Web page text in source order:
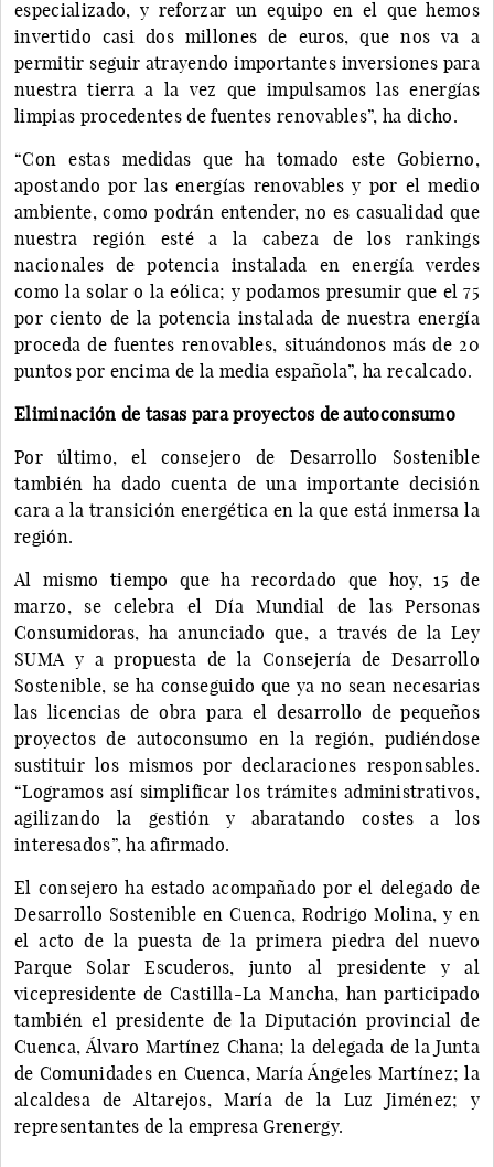
especializado, y reforzar un equipo en el que hemos
invertido casi dos millones de euros, que nos va a
permitir seguir atrayendo importantes inversiones para
nuestra tierra a la vez que impulsamos las energías
limpias procedentes de fuentes renovables”, ha dicho.
“Con estas medidas que ha tomado este Gobierno,
apostando por las energías renovables y por el medio
ambiente, como podrán entender, no es casualidad que
nuestra región esté a la cabeza de los rankings
nacionales de potencia instalada en energía verdes
como la solar o la eólica; y podamos presumir que el 75
por ciento de la potencia instalada de nuestra energía
proceda de fuentes renovables, situándonos más de 20
puntos por encima de la media española”, ha recalcado.
Eliminación de tasas para proyectos de autoconsumo
Por último, el consejero de Desarrollo Sostenible
también ha dado cuenta de una importante decisión
cara a la transición energética en la que está inmersa la
región.
Al mismo tiempo que ha recordado que hoy, 15 de
marzo, se celebra el Día Mundial de las Personas
Consumidoras, ha anunciado que, a través de la Ley
SUMA y a propuesta de la Consejería de Desarrollo
Sostenible, se ha conseguido que ya no sean necesarias
las licencias de obra para el desarrollo de pequeños
proyectos de autoconsumo en la región, pudiéndose
sustituir los mismos por declaraciones responsables.
“Logramos así simplificar los trámites administrativos,
agilizando la gestión y abaratando costes a los
interesados”, ha afirmado.
El consejero ha estado acompañado por el delegado de
Desarrollo Sostenible en Cuenca, Rodrigo Molina, y en
el acto de la puesta de la primera piedra del nuevo
Parque Solar Escuderos, junto al presidente y al
vicepresidente de Castilla-La Mancha, han participado
también el presidente de la Diputación provincial de
Cuenca, Álvaro Martínez Chana; la delegada de la Junta
de Comunidades en Cuenca, María Ángeles Martínez; la
alcaldesa de Altarejos, María de la Luz Jiménez; y
representantes de la empresa Grenergy.